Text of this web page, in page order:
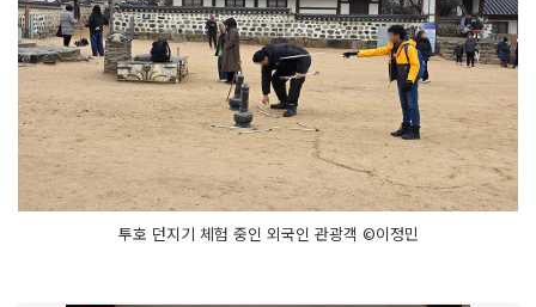
투호 던지기 체험 중인 외국인 관광객 ©이정민